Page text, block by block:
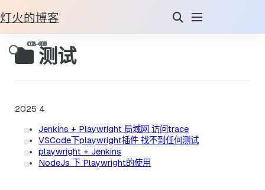
灯火的博客
测试
2025 4
Jenkins + Playwright 局域网 访问trace
VSCode下playwright插件 找不到任何测试
playwright + Jenkins
NodeJs 下 Playwright的使用